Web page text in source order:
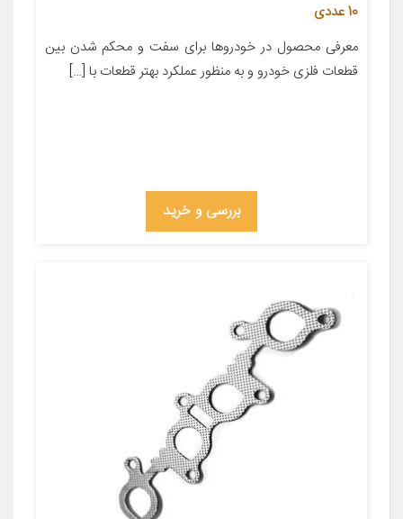
10 عددی
معرفی محصول در خودروها برای سفت و محکم شدن بین
قطعات فلزی خودرو و به منظور عملکرد بهتر قطعات با […]
بررسی و خرید